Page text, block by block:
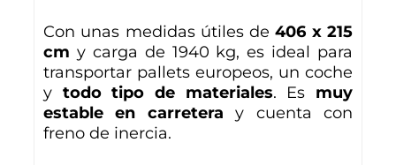
Con unas medidas útiles de406 x 215
cm y carga de 1940 kg, es ideal para
transportar pallets europeos, un coche
y todo tipo de materiales. Es muy
estable en carreteray cuenta con
freno de inercia.